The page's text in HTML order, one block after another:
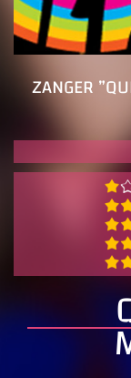
ZANGER